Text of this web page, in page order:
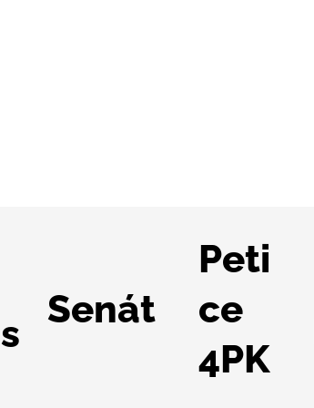
Kraj hledá dodavatele pro
stavbu záchranky v České
Senát
Peti
ce
4PK